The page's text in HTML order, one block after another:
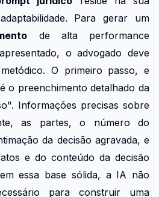
Para gerar um
de alta performance
o advogado deve
O primeiro passo, e
o preenchimento detalhado da
Informações precisas sobre
as partes, o número do
da decisão agravada, e
e do conteúdo da decisão
essa base sólida, a IA não
para construir uma